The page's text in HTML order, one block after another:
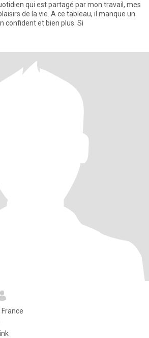
qui est partagé par mon travail, mes
de la vie. A ce tableau, il manque un
ami, un compagnon, un confident et bien plus. Si
France